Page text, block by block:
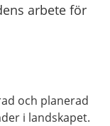
arbete för
och planerad
i landskapet.